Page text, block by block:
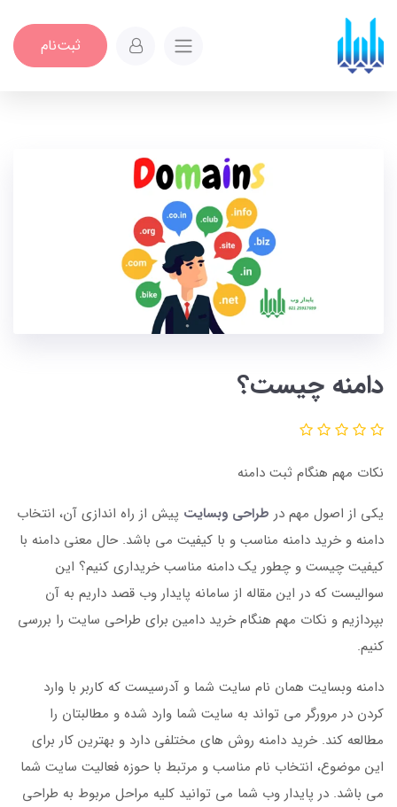
ثبت‌نام
دامنه چیست؟
نکات مهم هنگام ثبت دامنه
یکی از اصول مهم در طراحی وبسایت پیش از راه اندازی آن، انتخاب
دامنه و خرید دامنه مناسب و با کیفیت می باشد. حال معنی دامنه با
کیفیت چیست و چطور یک دامنه مناسب خریداری کنیم؟ این
سوالیست که در این مقاله از سامانه پایدار وب قصد داریم به آن
بپردازیم و نکات مهم هنگام خرید دامین برای طراحی سایت را بررسی
کنیم.
دامنه وبسایت همان نام سایت شما و آدرسیست که کاربر با وارد
کردن در مرورگر می تواند به سایت شما وارد شده و مطالبتان را
مطالعه کند. خرید دامنه روش های مختلفی دارد و بهترین کار برای
این موضوع، انتخاب نام مناسب و مرتبط با حوزه فعالیت سایت شما
می باشد. در پایدار وب شما می توانید کلیه مراحل مربوط به طراحی